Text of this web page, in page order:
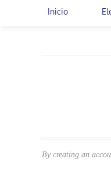
Inicio
By creating an